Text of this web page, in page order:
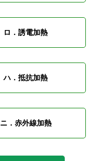
ロ．誘電加熱
ハ．抵抗加熱
ニ．赤外線加熱